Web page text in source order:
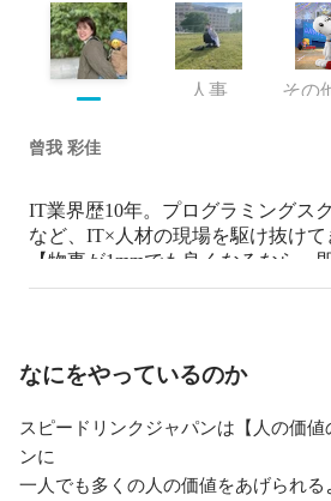
人事
曾我 彩佳
IT業界歴10年。プログラミングス
など、IT×人材の現場を駆け抜け
【物事が1mmでも良くなるなら、
課題に対して一歩踏み込んで動く
疾走”中🏃‍♀️‍➡️
年齢や立場にとらわれず、エンジ
仲間との信頼関係を築いています
なにをやっているのか
スピードリンクジャパンは【人の価
ンに
一人でも多くの人の価値をあげられる